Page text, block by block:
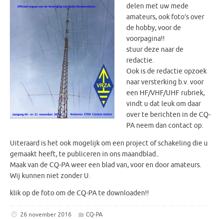
delen met uw mede
amateurs, ook foto’s over
de hobby, voor de
voorpagina!!
stuur deze naar de
redactie.
Ook is de redactie opzoek
naar versterking b.v. voor
een HF/VHF/UHF rubriek,
vindt u dat leuk om daar
over te berichten in de CQ-
PA neem dan contact op.
Uiteraard is het ook mogelijk om een project of schakeling die u
gemaakt heeft, te publiceren in ons maandblad..
Maak van de CQ-PA weer een blad van, voor en door amateurs.
Wij kunnen niet zonder U.
klik op de foto om de CQ-PA te downloaden!!
26 november 2016 CQ-PA